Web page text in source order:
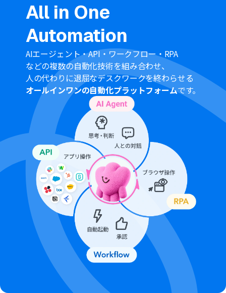
■注意事項
Outlook、OneDriveのそれぞれとYoomを連携してくだ
さい。
Microsoft365（旧Office365）には、家庭向けプランと一
般法人向けプラン（Microsoft365 Business）があり、一
般法人向けプランに加入していない場合には認証に失敗
する可能性があります。
トリガーは5分、10分、15分、30分、60分の間隔で起動
間隔を選択できます。プランによって最短の起動間隔が異
なりますので、ご注意ください。
分岐はパーソナルプラン以上のプランでご利用いただけ
る機能（オペレーション）となっております。フリープラ
ンの場合は設定しているフローボットのオペレーション
はエラーとなりますので、ご注意ください。
パーソナルプランなどの有料プランは、2週間の無料トラ
イアルを行うことが可能です。無料トライアル中には制限
対象のアプリや機能（オペレーション）を使用すること
ができます。詳しくは、「料金プランのページ
」をご参照
ください。
All in One
Automation
AIエージェント・API・ワークフロー・RPA
などの複数の自動化技術を組み合わせ、
人の代わりに退屈なデスクワークを終わらせる
オールインワンの自動化プラットフォームです。